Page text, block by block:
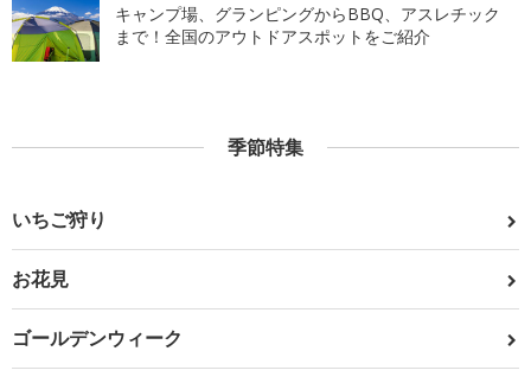
キャンプ場、グランピングからBBQ、アスレチック
まで！全国のアウトドアスポットをご紹介
季節特集
いちご狩り
お花見
ゴールデンウィーク